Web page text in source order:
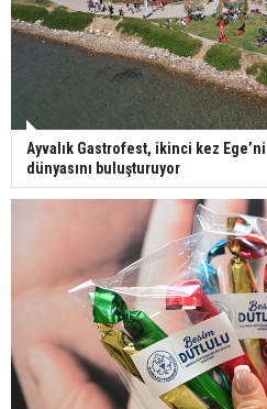
Ayvalık Gastrofest, ikinci kez
dünyasını buluşturuyor